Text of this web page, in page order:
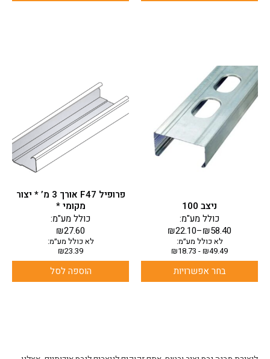
ניצב 100
₪22.10–₪58.40
כולל מע"מ:
לא כולל מע״מ:
₪49.49
-
₪18.73
בחר אפשרויות
זה
יש
מספר
סוגים.
ניתן
לבחור
פרופיל F47 אורך 3 מ’ * יצור
מקומי *
₪27.60
כולל מע"מ:
לא כולל מע״מ:
₪23.39
הוספה לסל